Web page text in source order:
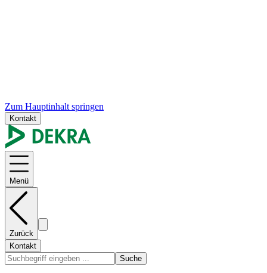
Zum Hauptinhalt springen
Kontakt
Menü
Zurück
Kontakt
Suche